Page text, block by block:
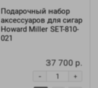
Подарочный набор
аксессуаров для сигар
Howard Miller SET-810-
021
37 700 р.
+
-